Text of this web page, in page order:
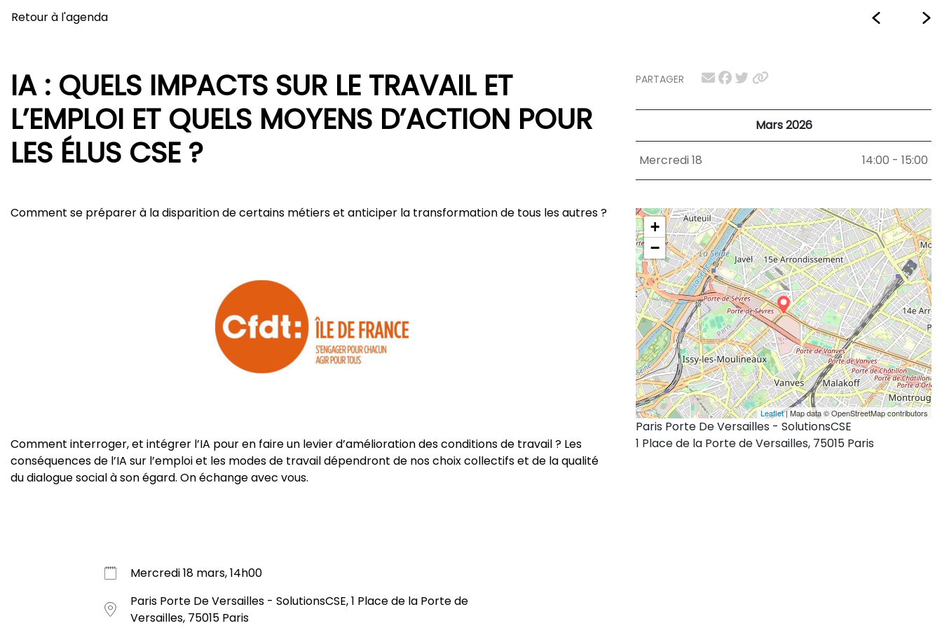
Retour à l'agenda
PARTAGER
Mars 2026
Mercredi 18 14:00 - 15:00
+
−
Leaflet| Map data © OpenStreetMap contributors
Paris Porte De Versailles - SolutionsCSE
1 Place de la Porte de Versailles, 75015 Paris
IA : QUELS IMPACTS SUR LE TRAVAIL ET
L’EMPLOI ET QUELS MOYENS D’ACTION POUR
LES ÉLUS CSE ?
Comment se préparer à la disparition de certains métiers et anticiper la transformation de tous les autres ?
Comment interroger, et intégrer l’IA pour en faire un levier d’amélioration des conditions de travail ? Les
conséquences de l’IA sur l’emploi et les modes de travail dépendront de nos choix collectifs et de la qualité
du dialogue social à son égard. On échange avec vous.
Mercredi 18 mars, 14h00
Paris Porte De Versailles - SolutionsCSE, 1 Place de la Porte de
Versailles, 75015 Paris